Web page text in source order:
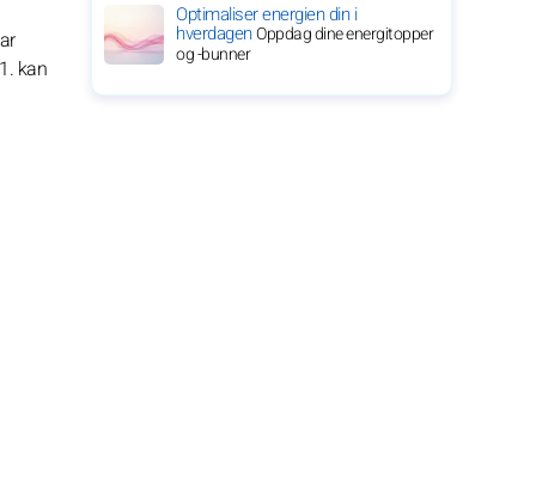
kan
Optimaliser energien din i
hverdagenOppdag dine energitopper
og -bunner